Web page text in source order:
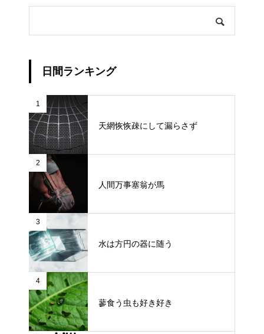
日間ランキング
1
天網恢恢疎にして漏らさず
2
人間万事塞翁が馬
3
水は方円の器に随う
4
蓼食う虫も好き好き